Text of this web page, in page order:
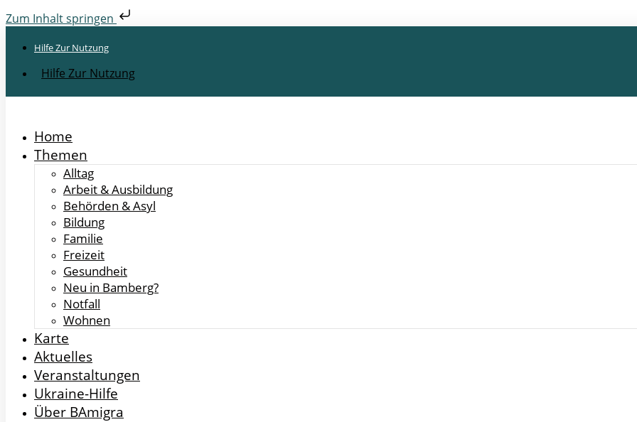
Zum Inhalt springen
Hilfe Zur Nutzung
Hilfe Zur Nutzung
Home
Themen
Alltag
Arbeit & Ausbildung
Behörden & Asyl
Bildung
Familie
Freizeit
Gesundheit
Neu in Bamberg?
Notfall
Wohnen
Karte
Aktuelles
Veranstaltungen
Ukraine-Hilfe
Über BAmigra